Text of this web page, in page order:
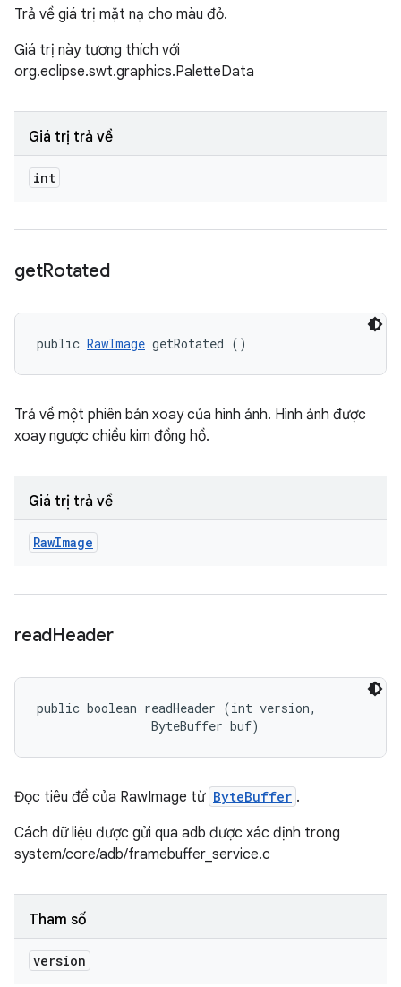
Trả về giá trị mặt nạ cho màu đỏ.
Giá trị này tương thích với
org.eclipse.swt.graphics.PaletteData
Giá trị trả về
int
getRotated
public RawImage getRotated ()
Trả về một phiên bản xoay của hình ảnh. Hình ảnh được
xoay ngược chiều kim đồng hồ.
Giá trị trả về
RawImage
readHeader
public boolean readHeader (int version,
                ByteBuffer buf)
Đọc tiêu đề của RawImage từ ByteBuffer .
Cách dữ liệu được gửi qua adb được xác định trong
system/core/adb/framebuffer_service.c
Tham số
version